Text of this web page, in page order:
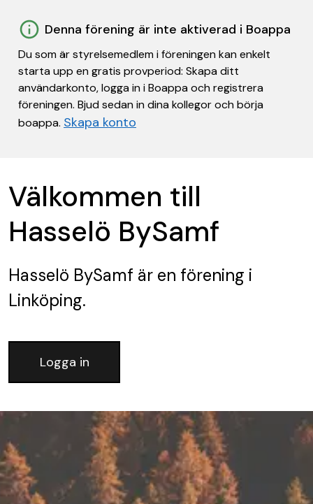
Denna förening är inte aktiverad i Boappa
Du som är styrelsemedlem i föreningen kan enkelt
starta upp en gratis provperiod: Skapa ditt
användarkonto, logga in i Boappa och registrera
föreningen. Bjud sedan in dina kollegor och börja
boappa. Skapa konto
Välkommen till
Hasselö BySamf
Hasselö BySamf är en förening i
Linköping.
Logga in